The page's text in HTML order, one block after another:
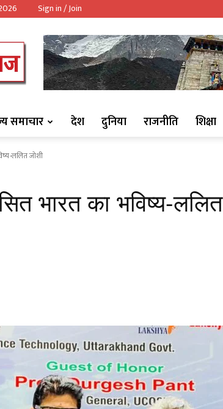
Sign in / Join
समाचार देश दुनिया राजनीति शिक्षा
ललित जोशी
भारत का भविष्य-ललित